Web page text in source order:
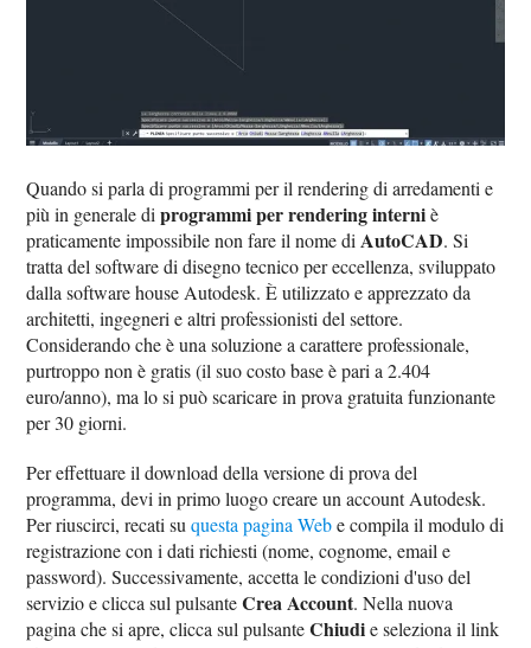
Quando si parla di programmi per il rendering di arredamenti e
più in generale diprogrammi per rendering interniè
praticamente impossibile non fare il nome di AutoCAD. Si
tratta del software di disegno tecnico per eccellenza, sviluppato
dalla software house Autodesk. È utilizzato e apprezzato da
architetti, ingegneri e altri professionisti del settore.
Considerando che è una soluzione a carattere professionale,
purtroppo non è gratis (il suo costo base è pari a 2.404
euro/anno), ma lo si può scaricare in prova gratuita funzionante
per 30 giorni.
Per effettuare il download della versione di prova del
programma, devi in primo luogo creare un account Autodesk.
Per riuscirci, recati suquesta pagina Webe compila il modulo di
registrazione con i dati richiesti (nome, cognome, email e
password). Successivamente, accetta le condizioni d'uso del
servizio e clicca sul pulsanteCrea Account. Nella nuova
pagina che si apre, clicca sul pulsanteChiudie seleziona il link